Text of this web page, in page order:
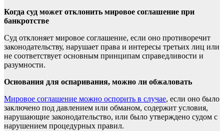
Когда суд может отклонить мировое соглашение при
банкротстве
Суд отклоняет мировое соглашение, если оно противоречит
законодательству, нарушает права и интересы третьих лиц или
не соответствует основным принципам справедливости и
разумности.
Основания для оспаривания, можно ли обжаловать
Мировое соглашение можно оспорить в случае, если оно было
заключено под давлением или обманом, содержит условия,
нарушающие законодательство, или было утверждено судом с
нарушением процедурных правил.